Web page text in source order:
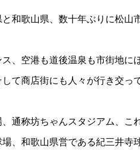
和歌山県、数十年ぶりに松山
、空港も道後温泉も市街地に
て商店街にも人々が行き交っ
通称坊ちゃんスタジアム、こ
、和歌山県営である紀三井寺